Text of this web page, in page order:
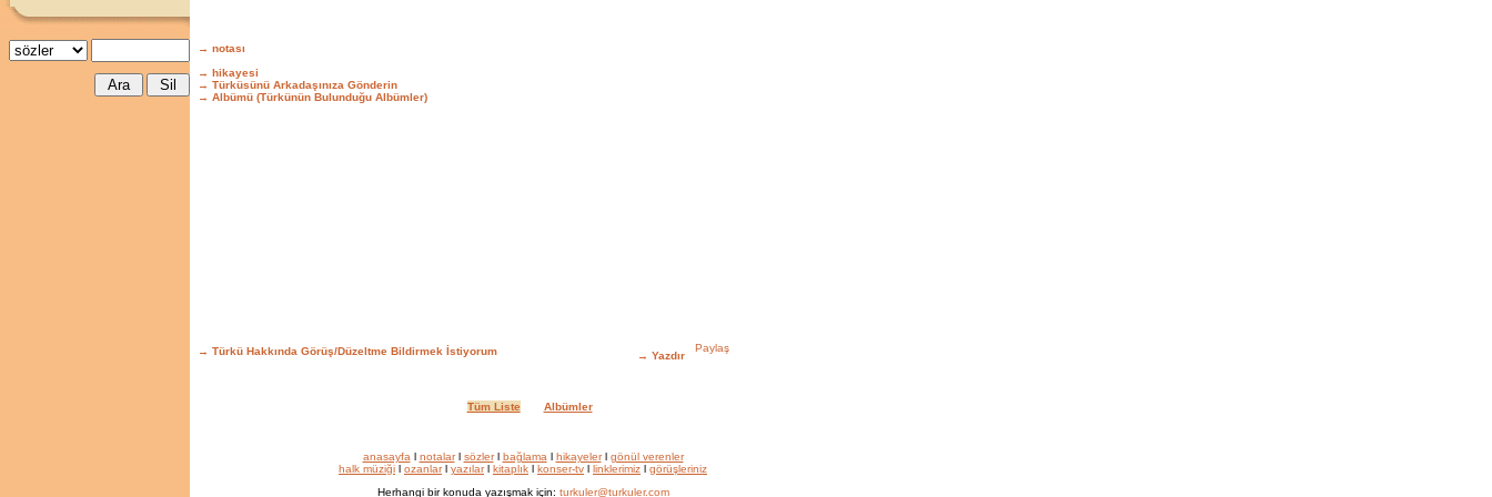
→ notası
→ hikayesi
→ Türküsünü Arkadaşınıza Gönderin
→ Albümü (Türkünün Bulunduğu Albümler)
→ Türkü Hakkında Görüş/Düzeltme Bildirmek İstiyorum → Yazdır
Tüm Liste Albümler
anasayfa l notalarl sözlerl bağlama l hikayelerl gönül verenler
halk müziği l ozanlarl yazılarl kitaplık l konser-tv l linklerimiz l görüşleriniz
Herhangi bir konuda yazışmak için: turkuler@turkuler.com